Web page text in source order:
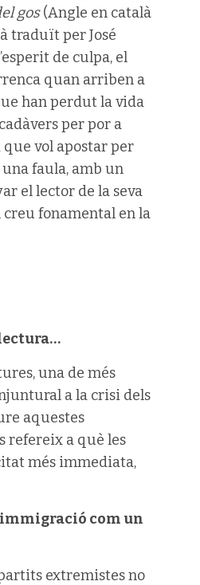
gos(Angle en català
traduït per José
de culpa, el
quan arriben a
han perdut la vida
per por a
vol apostar per
faula, amb un
el lector de la seva
fonamental en la
lectura…
una de més
a la crisi dels
aquestes
refereix a què les
més immediata,
com un
extremistes no